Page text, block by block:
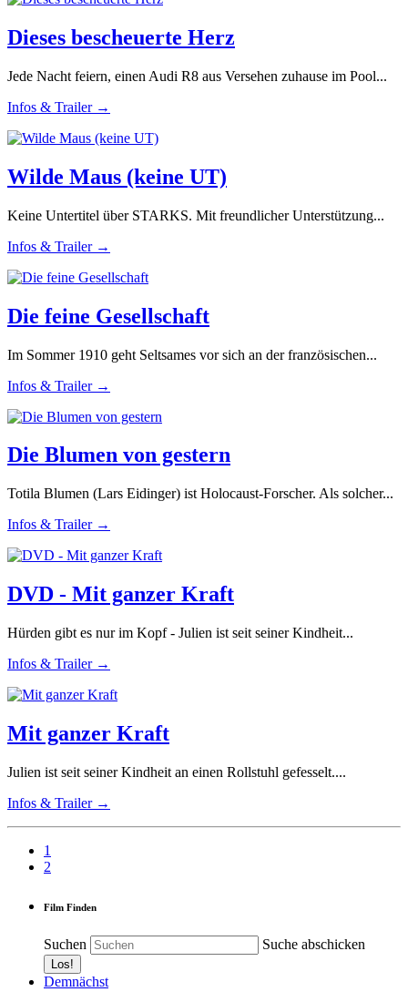
Dieses bescheuerte Herz
Jede Nacht feiern, einen Audi R8 aus Versehen zuhause im Pool...
Infos & Trailer →
Wilde Maus (keine UT)
Keine Untertitel über STARKS. Mit freundlicher Unterstützung...
Infos & Trailer →
Die feine Gesellschaft
Im Sommer 1910 geht Seltsames vor sich an der französischen...
Infos & Trailer →
Die Blumen von gestern
Totila Blumen (Lars Eidinger) ist Holocaust-Forscher. Als solcher...
Infos & Trailer →
DVD - Mit ganzer Kraft
Hürden gibt es nur im Kopf - Julien ist seit seiner Kindheit...
Infos & Trailer →
Mit ganzer Kraft
Julien ist seit seiner Kindheit an einen Rollstuhl gefesselt....
Infos & Trailer →
1
2
Film Finden
Suchen Suche abschicken
Demnächst